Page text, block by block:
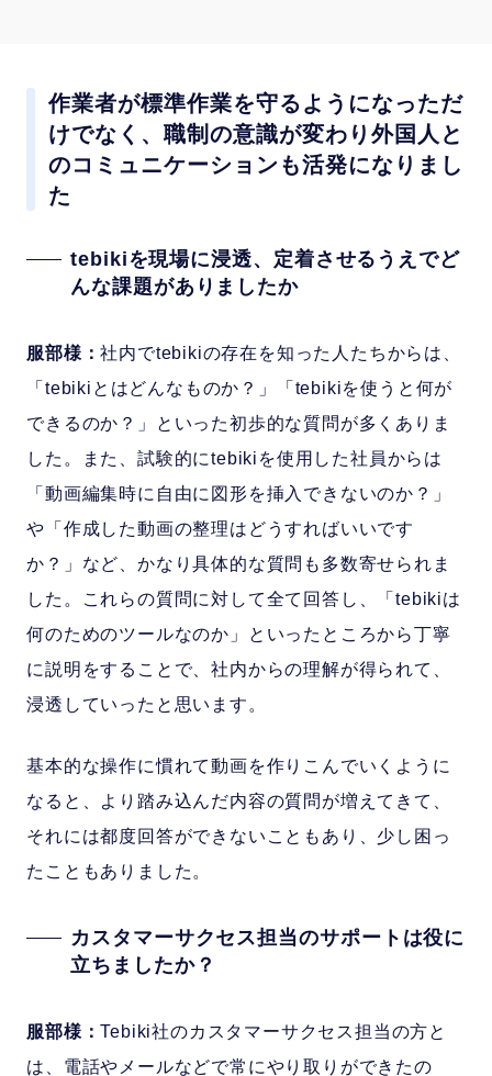
作業者が標準作業を守るようになっただ
けでなく、職制の意識が変わり外国人と
のコミュニケーションも活発になりまし
た
tebikiを現場に浸透、定着させるうえでど
んな課題がありましたか
服部様：社内でtebikiの存在を知った人たちからは、
「tebikiとはどんなものか？」「tebikiを使うと何が
できるのか？」といった初歩的な質問が多くありま
した。また、試験的にtebikiを使用した社員からは
「動画編集時に自由に図形を挿入できないのか？」
や「作成した動画の整理はどうすればいいです
か？」など、かなり具体的な質問も多数寄せられま
した。これらの質問に対して全て回答し、「tebikiは
何のためのツールなのか」といったところから丁寧
に説明をすることで、社内からの理解が得られて、
浸透していったと思います。
基本的な操作に慣れて動画を作りこんでいくように
なると、より踏み込んだ内容の質問が増えてきて、
それには都度回答ができないこともあり、少し困っ
たこともありました。
カスタマーサクセス担当のサポートは役に
立ちましたか？
服部様：Tebiki社のカスタマーサクセス担当の方と
は、電話やメールなどで常にやり取りができたの